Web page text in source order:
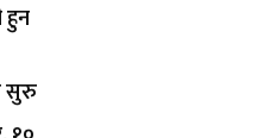
हुन
सुरु